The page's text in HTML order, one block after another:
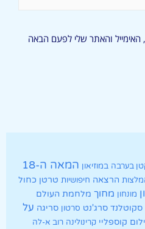
והאתר שלי לפעם הבאה
בערבה במוזיאון המאה ה-18
הרצאה חיפושיות טרטן כחול
מונחון מחוך מלחמת העולם
סקוטלנד סרג'נט סרטון סריגה על
קוספליי קרינולינה רוב א-לה